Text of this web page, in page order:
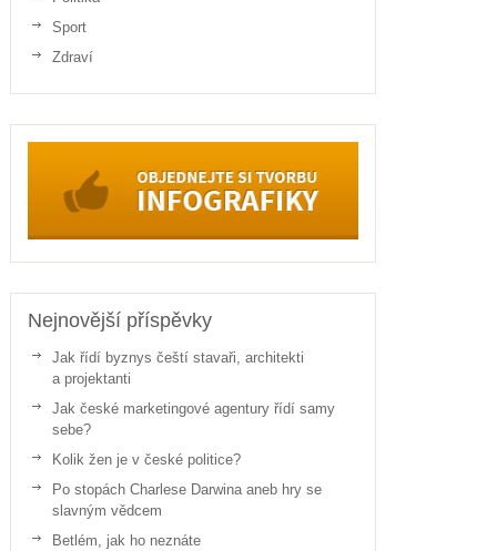
Sport
Zdraví
Nejnovější příspěvky
Jak řídí byznys čeští stavaři, architekti
a projektanti
Jak české marketingové agentury řídí samy
sebe?
Kolik žen je v české politice?
Po stopách Charlese Darwina aneb hry se
slavným vědcem
Betlém, jak ho neznáte